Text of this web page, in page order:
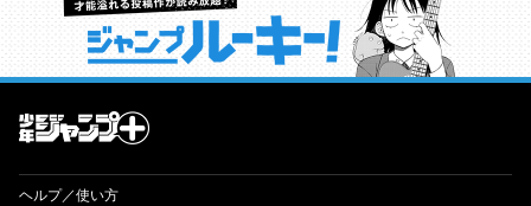
才能溢れる投稿作が読み放題！ ジャンプルーキー！
ヘルプ／使い方